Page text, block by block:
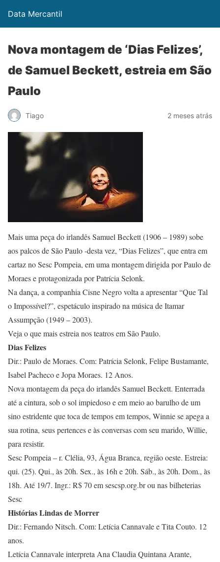
Data Mercantil
Nova montagem de ‘Dias Felizes’,
de Samuel Beckett, estreia em São
Paulo
Tiago 2 meses atrás
Mais uma peça do irlandês Samuel Beckett (1906 – 1989) sobe
aos palcos de São Paulo -desta vez, “Dias Felizes”, que entra em
cartaz no Sesc Pompeia, em uma montagem dirigida por Paulo de
Moraes e protagonizada por Patrícia Selonk.
Na dança, a companhia Cisne Negro volta a apresentar “Que Tal
o Impossível?”, espetáculo inspirado na música de Itamar
Assumpção (1949 – 2003).
Veja o que mais estreia nos teatros em São Paulo.
Dias Felizes
Dir.: Paulo de Moraes. Com: Patrícia Selonk, Felipe Bustamante,
Isabel Pacheco e Jopa Moraes. 12 Anos.
Nova montagem da peça do irlandês Samuel Beckett. Enterrada
até a cintura, sob o sol impiedoso e em meio ao barulho de um
sino estridente que toca de tempos em tempos, Winnie se apega a
sua rotina, seus pertences e às conversas com seu marido, Willie,
para resistir.
Sesc Pompeia – r. Clélia, 93, Água Branca, região oeste. Estreia:
qui. (25). Qui., às 20h. Sex., às 16h e 20h. Sáb., às 20h. Dom., às
18h. Até 19/7. Ingr.: R$ 70 em sescsp.org.br ou nas bilheterias
Sesc
Histórias Lindas de Morrer
Dir.: Fernando Nitsch. Com: Letícia Cannavale e Tita Couto. 12
anos.
Letícia Cannavale interpreta Ana Claudia Quintana Arante,